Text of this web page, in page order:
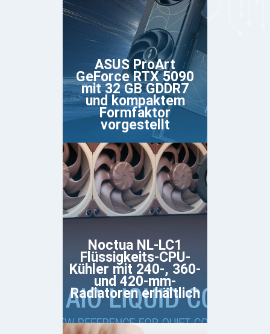
ASUS ProArt
GeForce RTX 5090
mit 32 GB GDDR7
und kompaktem
Formfaktor
vorgestellt
Noctua NL-LC1
Flüssigkeits-CPU-
Kühler mit 240-, 360-
und 420-mm-
Radiatoren erhältlich